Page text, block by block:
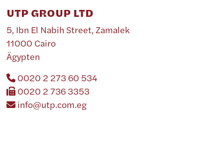
UTP GROUP LTD
5, Ibn El Nabih Street, Zamalek
11000 Cairo
Ägypten
0020 2 273 60 534
0020 2 736 3353
info@utp.com.eg